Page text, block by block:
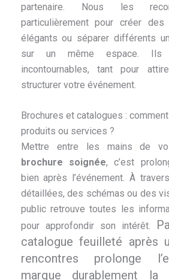
partenaire. Nous les
particulièrement pour créer
élégants ou séparer différents
sur un même espace. Ils
incontournables, tant pour
structurer votre événement.
Brochures et catalogues :
produits ou services ?
Mettre entre les mains de
brochure soignée, c’est
bien après l’événement. À
détaillées, des schémas ou des
public retrouve toutes les
pour approfondir son intérêt.
catalogue feuilleté après
rencontres prolonge
marque durablement la